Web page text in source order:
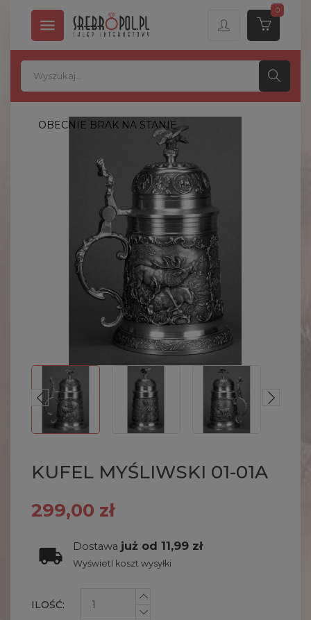

0
OBECNIE BRAK NA STANIE
KUFEL MYŚLIWSKI 01-01A
299,00 zł
Dostawa już od 11,99 zł
Wyświetl koszt wysyłki
ILOŚĆ: